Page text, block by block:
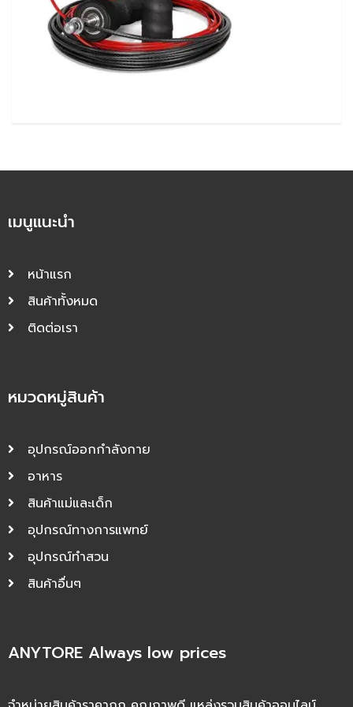
เมนูแนะนำ
หน้าแรก
สินค้าทั้งหมด
ติดต่อเรา
หมวดหมู่สินค้า
อุปกรณ์ออกกำลังกาย
อาหาร
สินค้าแม่และเด็ก
อุปกรณ์ทางการแพทย์
อุปกรณ์ทำสวน
สินค้าอื่นๆ
ANYTORE Always low prices